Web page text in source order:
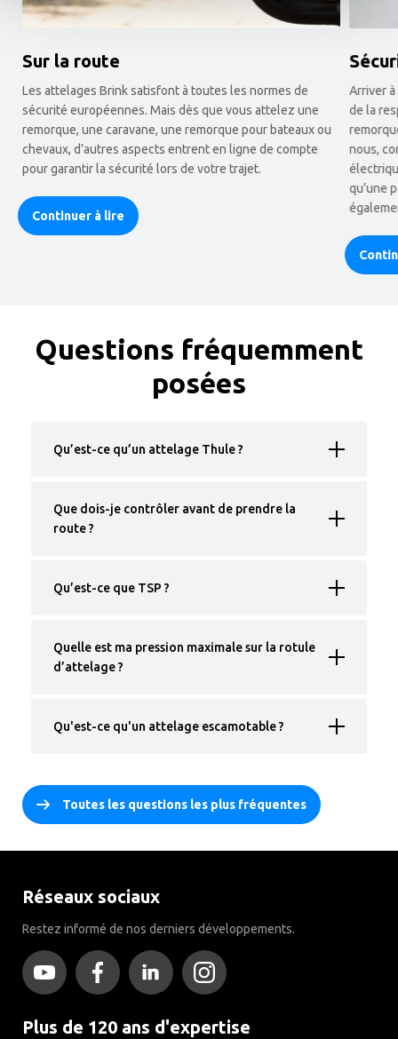
Sur la route
Les attelages Brink satisfont à toutes les normes de
sécurité européennes. Mais dès que vous attelez une
remorque, une caravane, une remorque pour bateaux ou
chevaux, d’autres aspects entrent en ligne de compte
pour garantir la sécurité lors de votre trajet.
Continuer à lire
Arriver
de la
nous,
qu’une
Questions fréquemment
posées
Qu’est-ce qu’un attelage Thule ?
Que dois-je contrôler avant de prendre la
route ?
Qu’est-ce que TSP ?
Quelle est ma pression maximale sur la rotule
d’attelage ?
Qu'est-ce qu'un attelage escamotable ?
Toutes les questions les plus fréquentes
Réseaux sociaux
Restez informé de nos derniers développements.
Plus de 120 ans d'expertise